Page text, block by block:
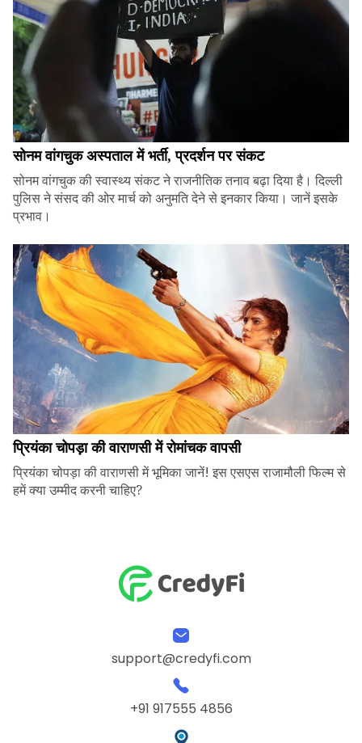
सोनम वांगचुक अस्पताल में भर्ती, प्रदर्शन पर संकट
सोनम वांगचुक की स्वास्थ्य संकट ने राजनीतिक तनाव बढ़ा दिया है। दिल्ली
पुलिस ने संसद की ओर मार्च को अनुमति देने से इनकार किया। जानें इसके
प्रभाव।
प्रियंका चोपड़ा की वाराणसी में रोमांचक वापसी
प्रियंका चोपड़ा की वाराणसी में भूमिका जानें! इस एसएस राजामौली फिल्म से
हमें क्या उम्मीद करनी चाहिए?
support@credyfi.com
+91 917555 4856